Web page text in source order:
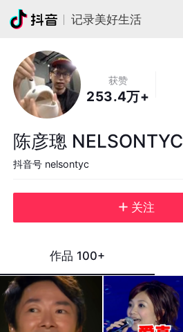
记录美好生活
获赞
253.4万+
陈彦璁 NELSONTYC
抖音号 nelsontyc
关注
作品 100+